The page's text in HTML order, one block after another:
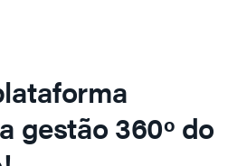
gestão 360º do